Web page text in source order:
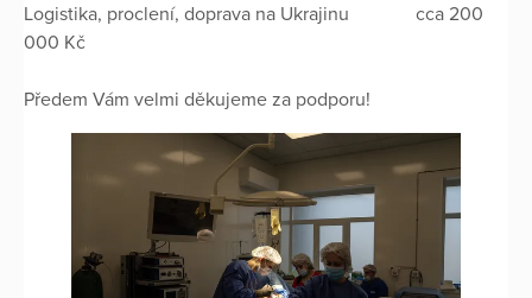
Logistika, proclení, doprava na Ukrajinu cca 200
000 Kč
Předem Vám velmi děkujeme za podporu!